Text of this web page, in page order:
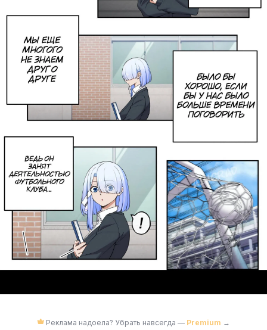
Реклама надоела? Убрать навсегда — Premium →